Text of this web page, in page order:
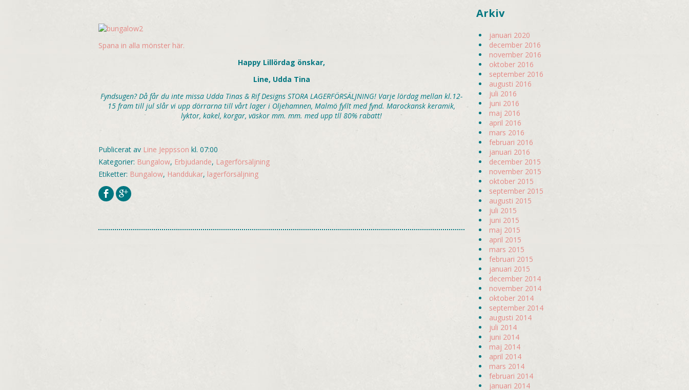
Spana in alla mönster här.
Happy Lillördag önskar,
Line, Udda Tina
Fyndsugen? Då får du inte missa Udda Tinas & Rif Designs STORA LAGERFÖRSÄLJNING! Varje lördag mellan kl.12-
15 fram till jul slår vi upp dörrarna till vårt lager i Oljehamnen, Malmö fyllt med fynd. Marockansk keramik,
lyktor, kakel, korgar, väskor mm. mm. med upp tll 80% rabatt!
Publicerat av Line Jeppsson kl. 07:00
Kategorier: Bungalow, Erbjudande, Lagerförsäljning
Etiketter: Bungalow, Handdukar, lagerförsäljning
Arkiv
januari 2020
december 2016
november 2016
oktober 2016
september 2016
augusti 2016
juli 2016
juni 2016
maj 2016
april 2016
mars 2016
februari 2016
januari 2016
december 2015
november 2015
oktober 2015
september 2015
augusti 2015
juli 2015
juni 2015
maj 2015
april 2015
mars 2015
februari 2015
januari 2015
december 2014
november 2014
oktober 2014
september 2014
augusti 2014
juli 2014
juni 2014
maj 2014
april 2014
mars 2014
februari 2014
januari 2014